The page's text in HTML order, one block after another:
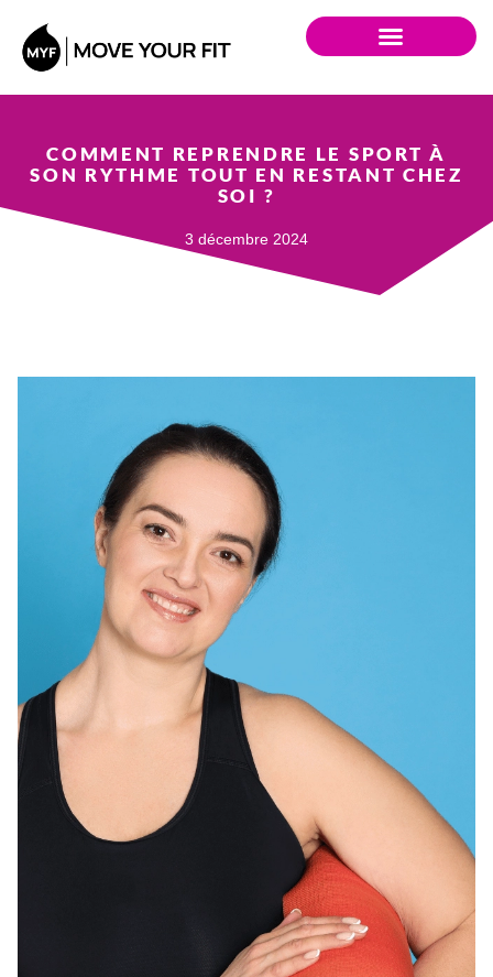
COMMENT REPRENDRE LE SPORT À
SON RYTHME TOUT EN RESTANT CHEZ
SOI ?
3 décembre 2024